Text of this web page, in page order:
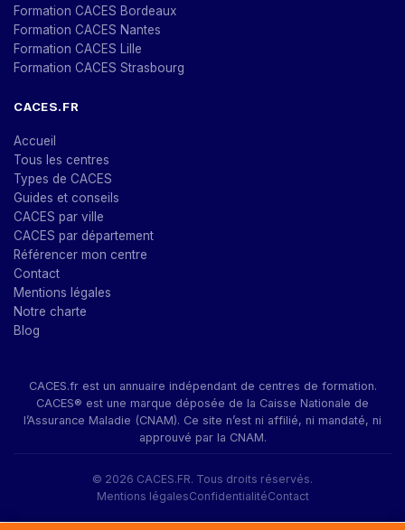
Formation CACES Bordeaux
Formation CACES Nantes
Formation CACES Lille
Formation CACES Strasbourg
CACES.FR
Accueil
Tous les centres
Types de CACES
Guides et conseils
CACES par ville
CACES par département
Référencer mon centre
Contact
Mentions légales
Notre charte
Blog
CACES.fr est un annuaire indépendant de centres de formation.
CACES® est une marque déposée de la Caisse Nationale de
l’Assurance Maladie (CNAM). Ce site n’est ni affilié, ni mandaté, ni
approuvé par la CNAM.
© 2026 CACES.FR. Tous droits réservés.
Mentions légalesConfidentialitéContact